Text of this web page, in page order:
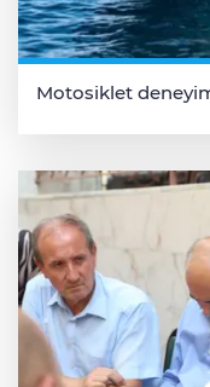
Motosiklet